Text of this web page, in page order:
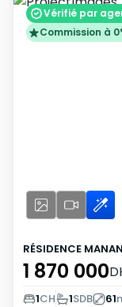
Vérifié par
Commission à
RÉSIDENCE
1 870 000
1CH 1SDB 61